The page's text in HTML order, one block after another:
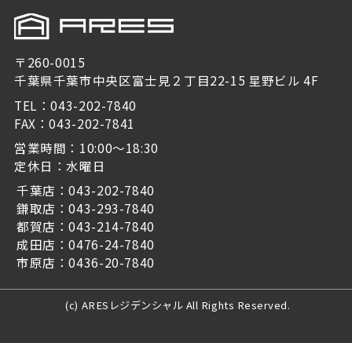
〒260-0015
千葉県千葉市中央区富士見２丁目22-15 星野ビル 4F
TEL：043-202-7840
FAX：043-202-7841
営業時間：10:00～18:30
定休日：水曜日
千葉店：043-202-7840
鎌取店：043-293-7840
都賀店：043-214-7840
成田店：0476-24-7840
市原店：0436-20-7840
(c) ARESレジデンシャル All Rights Reserved.